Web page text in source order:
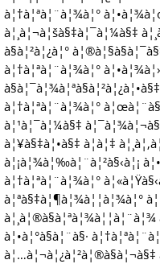
à¦†à¦ªà¦¨à¦¾à¦°
à¦¸à¦¬à¦šà§‡à¦¯à¦¼à§‡
à§à¦²à¦¿à¦°
à¦†à¦ªà¦¨à¦¾à¦°
à¦†à¦ªà¦¨à¦¾à¦°
à¦¹à¦¯à¦¼à§‡
à¦¥à§‡à¦•à§‡ à¦à¦‡
à¦¡à¦¾à¦‰à¦¨à¦²à§‹à¦¡
à¦†à¦ªà¦¨à¦¾à¦°
à¦ªà§‡à¦¶à¦¾à¦¦à¦¾à¦°
à¦¸à¦®à§à¦ªà¦¾à¦¦à¦¨à¦¾
à¦•à¦°à§à¦¨à§·